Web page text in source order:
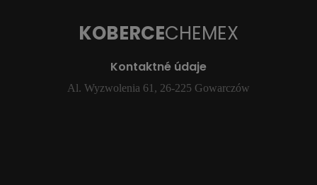
KOBERCECHEMEX
Kontaktné údaje
Al. Wyzwolenia 61, 26-225 Gowarczów